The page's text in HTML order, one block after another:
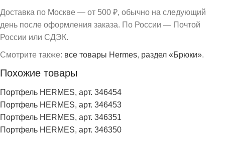
Доставка по Москве — от 500 ₽, обычно на следующий
день после оформления заказа. По России — Почтой
России или СДЭК.
Смотрите также: все товары Hermes, раздел «Брюки».
Похожие товары
Портфель HERMES, арт. 346454
Портфель HERMES, арт. 346453
Портфель HERMES, арт. 346351
Портфель HERMES, арт. 346350